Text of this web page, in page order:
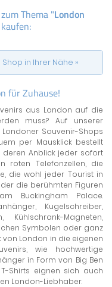
Thema "London
in Ihrer Nähe »
für Zuhause!
aus London auf die
muss? Auf unserer
Souvenir-Shops
per Mausklick bestellt
deren Anblick jeder sofort
roten Telefonzellen, die
die wohl jeder Tourist in
die berühmten Figuren
Buckingham Palace.
Kugelschreiber,
Kühlschrank-Magneten,
Symbolen oder ganz
von London in die eigenen
wie hochwertige
in Form von Big Ben
Shirts eignen sich auch
London-Liebhaber.